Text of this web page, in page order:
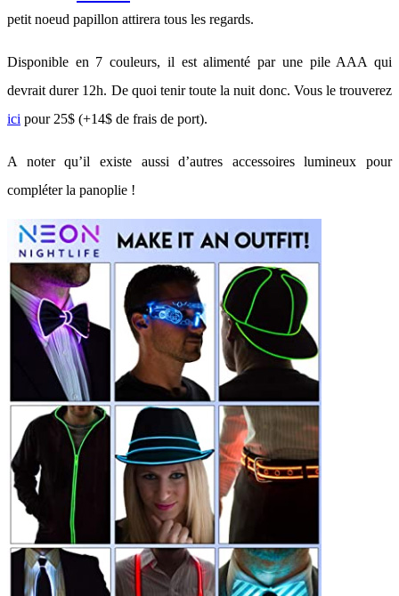
petit noeud papillon attirera tous les regards.
Disponible en 7 couleurs, il est alimenté par une pile AAA qui
devrait durer 12h. De quoi tenir toute la nuit donc. Vous le trouverez
ici pour 25$ (+14$ de frais de port).
A noter qu’il existe aussi d’autres accessoires lumineux pour
compléter la panoplie !